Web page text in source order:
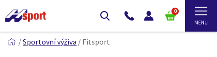
0
/Sportovní výživa / Fitsport